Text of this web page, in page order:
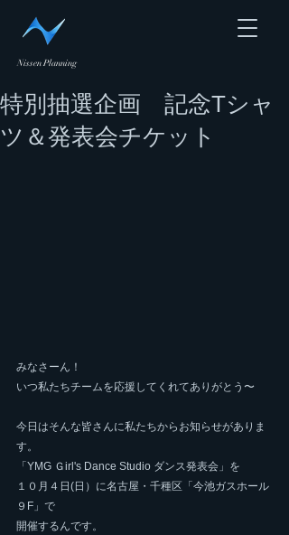
Nissen Planning
特別抽選企画 記念Tシャ
ツ＆発表会チケット
みなさーん！
いつ私たちチームを応援してくれてありがとう〜
今日はそんな皆さんに私たちからお知らせがありま
す。
「YMG Ｇirl's Dance Studio ダンス発表会」を
１０月４日(日）に名古屋・千種区「今池ガスホール
９F」で
開催するんです。